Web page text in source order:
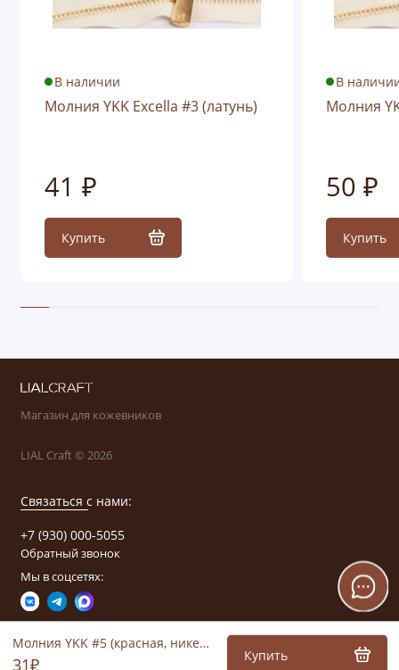
Молния YKK #5 (красная, никель)
31₽ Купить
В наличии
Молния YKK Excella #3 (латунь)
41 ₽
Купить
В
Молния
50 ₽
Купить
Магазин для кожевников
LIAL Craft © 2026
Связаться с нами:
+7 (930) 000-5055
Обратный звонок
Мы в соцсетях: